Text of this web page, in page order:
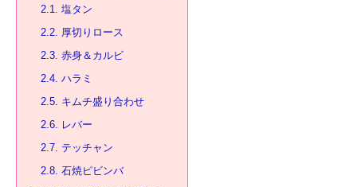
2.1. 塩タン
2.2. 厚切りロース
2.3. 赤身＆カルビ
2.4. ハラミ
2.5. キムチ盛り合わせ
2.6. レバー
2.7. テッチャン
2.8. 石焼ピビンバ